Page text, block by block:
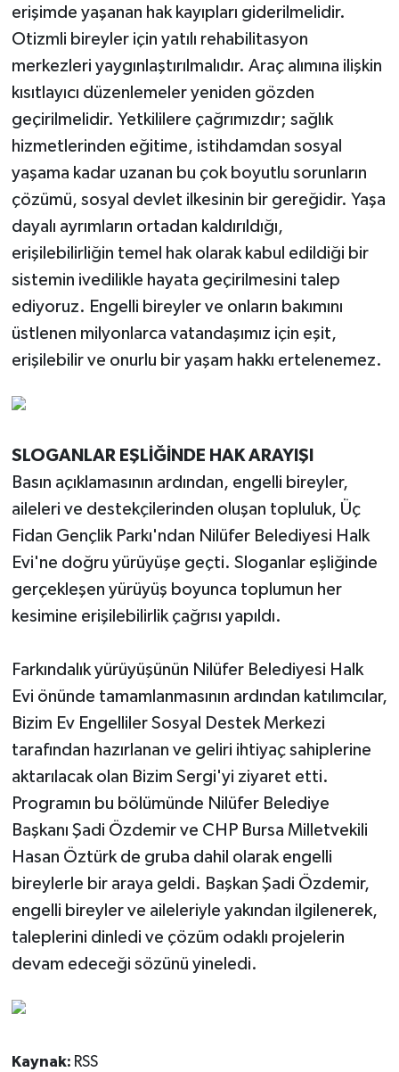
erişimde yaşanan hak kayıpları giderilmelidir.
Otizmli bireyler için yatılı rehabilitasyon
merkezleri yaygınlaştırılmalıdır. Araç alımına ilişkin
kısıtlayıcı düzenlemeler yeniden gözden
geçirilmelidir. Yetkililere çağrımızdır; sağlık
hizmetlerinden eğitime, istihdamdan sosyal
yaşama kadar uzanan bu çok boyutlu sorunların
çözümü, sosyal devlet ilkesinin bir gereğidir. Yaşa
dayalı ayrımların ortadan kaldırıldığı,
erişilebilirliğin temel hak olarak kabul edildiği bir
sistemin ivedilikle hayata geçirilmesini talep
ediyoruz. Engelli bireyler ve onların bakımını
üstlenen milyonlarca vatandaşımız için eşit,
erişilebilir ve onurlu bir yaşam hakkı ertelenemez.
SLOGANLAR EŞLİĞİNDE HAK ARAYIŞI
Basın açıklamasının ardından, engelli bireyler,
aileleri ve destekçilerinden oluşan topluluk, Üç
Fidan Gençlik Parkı'ndan Nilüfer Belediyesi Halk
Evi'ne doğru yürüyüşe geçti. Sloganlar eşliğinde
gerçekleşen yürüyüş boyunca toplumun her
kesimine erişilebilirlik çağrısı yapıldı.
Farkındalık yürüyüşünün Nilüfer Belediyesi Halk
Evi önünde tamamlanmasının ardından katılımcılar,
Bizim Ev Engelliler Sosyal Destek Merkezi
tarafından hazırlanan ve geliri ihtiyaç sahiplerine
aktarılacak olan Bizim Sergi'yi ziyaret etti.
Programın bu bölümünde Nilüfer Belediye
Başkanı Şadi Özdemir ve CHP Bursa Milletvekili
Hasan Öztürk de gruba dahil olarak engelli
bireylerle bir araya geldi. Başkan Şadi Özdemir,
engelli bireyler ve aileleriyle yakından ilgilenerek,
taleplerini dinledi ve çözüm odaklı projelerin
devam edeceği sözünü yineledi.
Kaynak: RSS